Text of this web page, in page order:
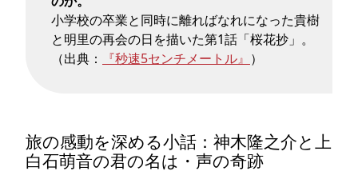
小学校の卒業と同時に離ればなれになった貴樹
と明里の再会の日を描いた第1話「桜花抄」。
（出典：
『秒速5センチメートル』 ）
旅の感動を深める小話：神木隆之介と上
白石萌音の君の名は・声の奇跡